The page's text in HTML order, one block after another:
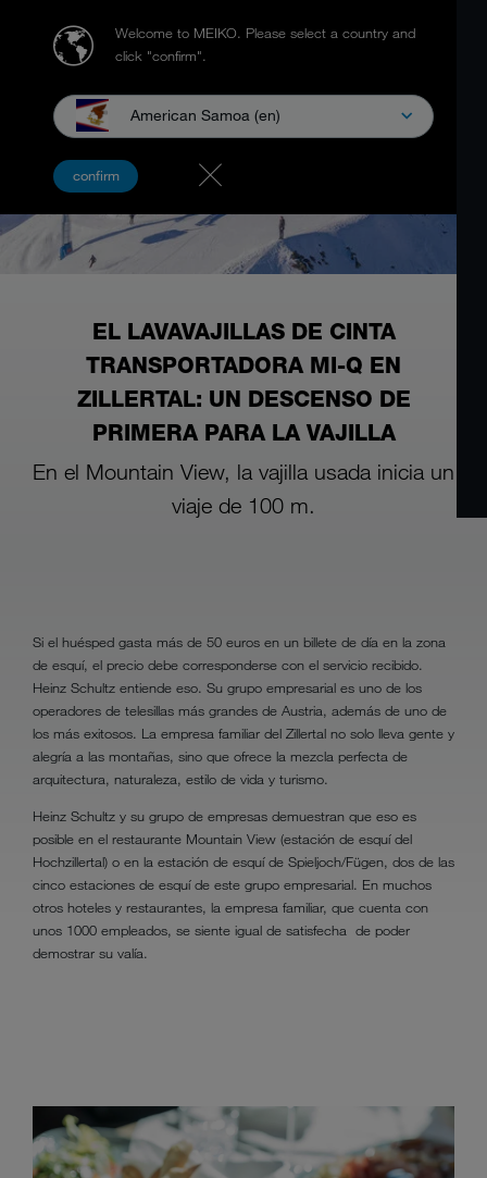
Welcome to MEIKO. Please select a country and
click "confirm".
American Samoa (en)
confirm
EL LAVAVAJILLAS DE CINTA
TRANSPORTADORA MI-Q EN
ZILLERTAL: UN DESCENSO DE
PRIMERA PARA LA VAJILLA
En el Mountain View, la vajilla usada inicia un
viaje de 100 m.
Si el huésped gasta más de 50 euros en un billete de día en la zona
de esquí, el precio debe corresponderse con el servicio recibido.
Heinz Schultz entiende eso. Su grupo empresarial es uno de los
operadores de telesillas más grandes de Austria, además de uno de
los más exitosos. La empresa familiar del Zillertal no solo lleva gente y
alegría a las montañas, sino que ofrece la mezcla perfecta de
arquitectura, naturaleza, estilo de vida y turismo.
Heinz Schultz y su grupo de empresas demuestran que eso es
posible en el restaurante Mountain View (estación de esquí del
Hochzillertal) o en la estación de esquí de Spieljoch/Fügen, dos de las
cinco estaciones de esquí de este grupo empresarial. En muchos
otros hoteles y restaurantes, la empresa familiar, que cuenta con
unos 1000 empleados, se siente igual de satisfecha de poder
demostrar su valía.